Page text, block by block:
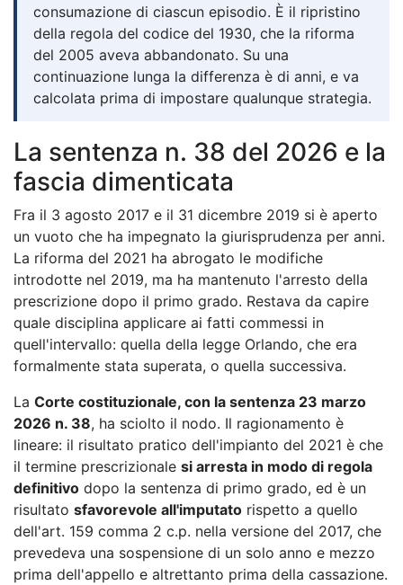
consumazione di ciascun episodio. È il ripristino
della regola del codice del 1930, che la riforma
del 2005 aveva abbandonato. Su una
continuazione lunga la differenza è di anni, e va
calcolata prima di impostare qualunque strategia.
La sentenza n. 38 del 2026 e la
fascia dimenticata
Fra il 3 agosto 2017 e il 31 dicembre 2019 si è aperto
un vuoto che ha impegnato la giurisprudenza per anni.
La riforma del 2021 ha abrogato le modifiche
introdotte nel 2019, ma ha mantenuto l'arresto della
prescrizione dopo il primo grado. Restava da capire
quale disciplina applicare ai fatti commessi in
quell'intervallo: quella della legge Orlando, che era
formalmente stata superata, o quella successiva.
La Corte costituzionale, con la sentenza 23 marzo
2026 n. 38, ha sciolto il nodo. Il ragionamento è
lineare: il risultato pratico dell'impianto del 2021 è che
il termine prescrizionale si arresta in modo di regola
definitivo dopo la sentenza di primo grado, ed è un
risultato sfavorevole all'imputato rispetto a quello
dell'art. 159 comma 2 c.p. nella versione del 2017, che
prevedeva una sospensione di un solo anno e mezzo
prima dell'appello e altrettanto prima della cassazione.